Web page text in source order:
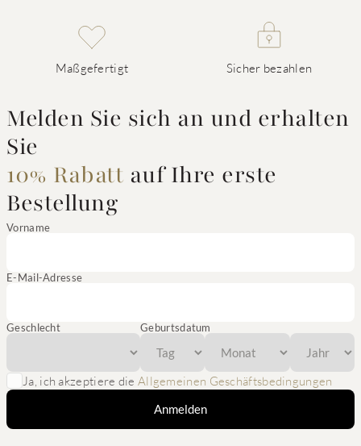
Maßgefertigt Sicher bezahlen
Melden Sie sich an und erhalten
Sie
10% Rabatt auf Ihre erste
Bestellung
Vorname
E-Mail-Adresse
Geschlecht Geburtsdatum
Ja, ich akzeptiere die Allgemeinen Geschäftsbedingungen
Anmelden